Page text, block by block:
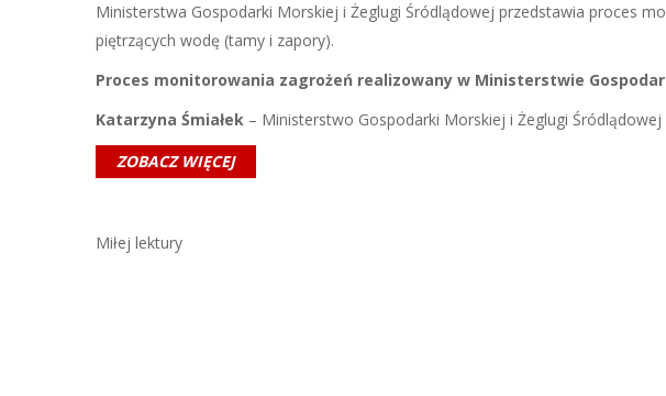
Ministerstwa Gospodarki Morskiej i Żeglugi Śródlądowej przedstawia proces
piętrzących wodę (tamy i zapory).
Proces monitorowania zagrożeń realizowany w Ministerstwie
Katarzyna Śmiałek – Ministerstwo Gospodarki Morskiej i Żeglugi Śródlądowej
ZOBACZ WIĘCEJ
Miłej lektury